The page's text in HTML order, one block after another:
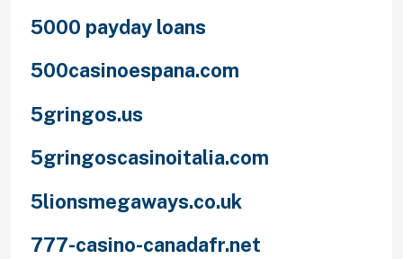
5000 payday loans
500casinoespana.com
5gringos.us
5gringoscasinoitalia.com
5lionsmegaways.co.uk
777-casino-canadafr.net